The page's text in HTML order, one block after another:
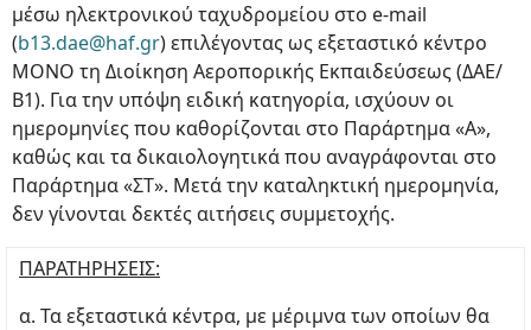
μέσω ηλεκτρονικού ταχυδρομείου στο e-mail
(b13.dae@haf.gr) επιλέγοντας ως εξεταστικό κέντρο
ΜΟΝΟ τη Διοίκηση Αεροπορικής Εκπαιδεύσεως (ΔΑΕ/
Β1). Για την υπόψη ειδική κατηγορία, ισχύουν οι
ημερομηνίες που καθορίζονται στο Παράρτημα «Α»,
καθώς και τα δικαιολογητικά που αναγράφονται στο
Παράρτημα «ΣΤ». Μετά την καταληκτική ημερομηνία,
δεν γίνονται δεκτές αιτήσεις συμμετοχής.
ΠΑΡΑΤΗΡΗΣΕΙΣ:
α. Τα εξεταστικά κέντρα, με μέριμνα των οποίων θα